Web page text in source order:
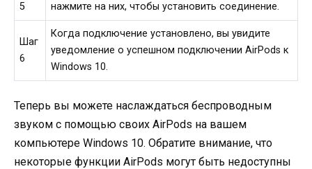
5
нажмите на них, чтобы установить соединение.
Шаг
6
Когда подключение установлено, вы увидите
уведомление о успешном подключении AirPods к
Windows 10.
Теперь вы можете наслаждаться беспроводным
звуком с помощью своих AirPods на вашем
компьютере Windows 10. Обратите внимание, что
некоторые функции AirPods могут быть недоступны